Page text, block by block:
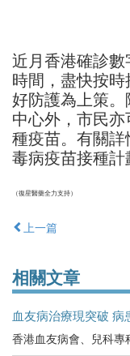
近月香港確診
時間，盡快按
好防護為上策
中心外，市民
種疫苗。有關
毒病疫苗接種計
（復星醫藥全力支持）
上一篇
相關文章
血友病治療現突破 病
香港血友病會、兒科專